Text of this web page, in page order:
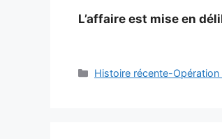
L’affaire est mise en
Catégories
Histoire récente-Opération